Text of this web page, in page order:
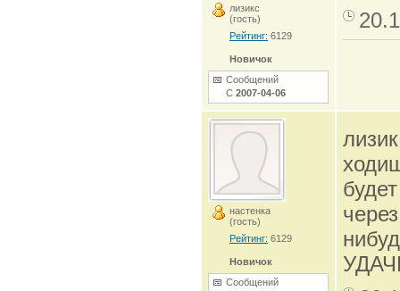
лизикс
(гость)
Рейтинг: 6129
Новичок
Сообщений
С 2007-04-06
настенка
(гость)
Рейтинг: 6129
Новичок
Сообщений